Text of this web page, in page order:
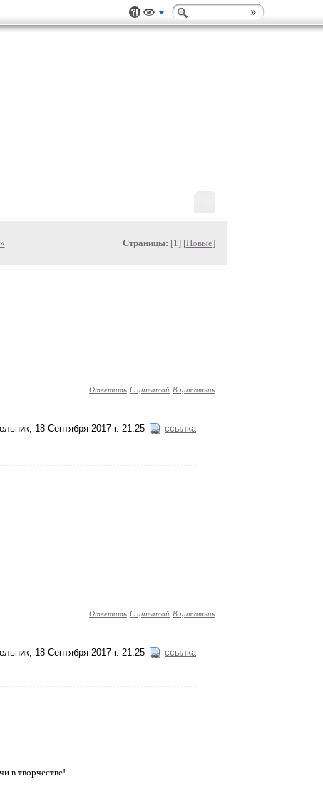
Страницы: [1] [Новые]
Ответить С цитатой В цитатник
18 Сентября 2017 г. 21:25 ссылка
Ответить С цитатой В цитатник
18 Сентября 2017 г. 21:25 ссылка
в творчестве!